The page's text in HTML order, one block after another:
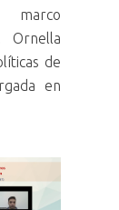
Ornella
de
en